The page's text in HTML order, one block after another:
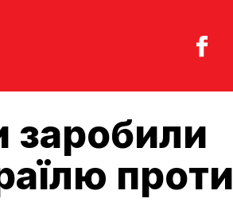
заробили
проти